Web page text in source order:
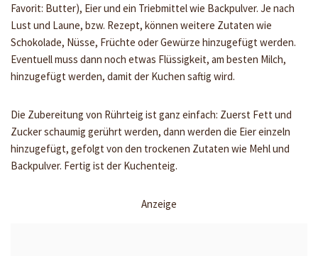
Favorit: Butter), Eier und ein Triebmittel wie Backpulver. Je nach
Lust und Laune, bzw. Rezept, können weitere Zutaten wie
Schokolade, Nüsse, Früchte oder Gewürze hinzugefügt werden.
Eventuell muss dann noch etwas Flüssigkeit, am besten Milch,
hinzugefügt werden, damit der Kuchen saftig wird.
Die Zubereitung von Rührteig ist ganz einfach: Zuerst Fett und
Zucker schaumig gerührt werden, dann werden die Eier einzeln
hinzugefügt, gefolgt von den trockenen Zutaten wie Mehl und
Backpulver. Fertig ist der Kuchenteig.
Anzeige